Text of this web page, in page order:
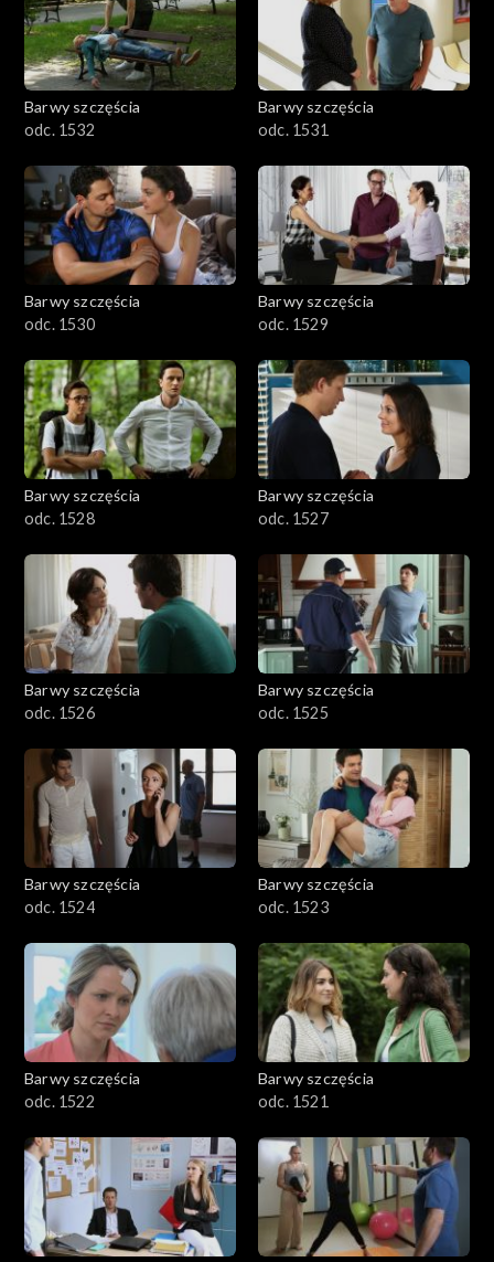
Barwy szczęścia
odc. 1532
Barwy szczęścia
odc. 1531
Barwy szczęścia
odc. 1530
Barwy szczęścia
odc. 1529
Barwy szczęścia
odc. 1528
Barwy szczęścia
odc. 1527
Barwy szczęścia
odc. 1526
Barwy szczęścia
odc. 1525
Barwy szczęścia
odc. 1524
Barwy szczęścia
odc. 1523
Barwy szczęścia
odc. 1522
Barwy szczęścia
odc. 1521